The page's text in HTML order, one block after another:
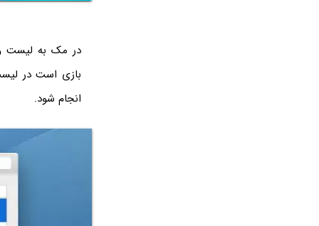
در مک به لیست
بازی است در
انجام شود.